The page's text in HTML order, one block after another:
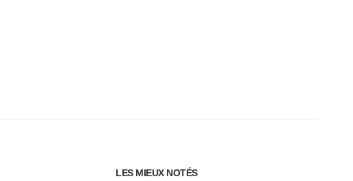
LES MIEUX NOTÉS